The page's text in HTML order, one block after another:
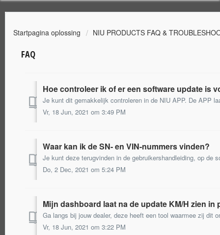
Startpagina oplossing NIU PRODUCTS FAQ &
FAQ
Hoe controleer ik of er een software update is
Vr, 18 Jun, 2021 om 3:49 PM
Waar kan ik de SN- en VIN-nummers vinden?
Do, 2 Dec, 2021 om 5:24 PM
Mijn dashboard laat na de update KM/H zien
Vr, 18 Jun, 2021 om 3:22 PM